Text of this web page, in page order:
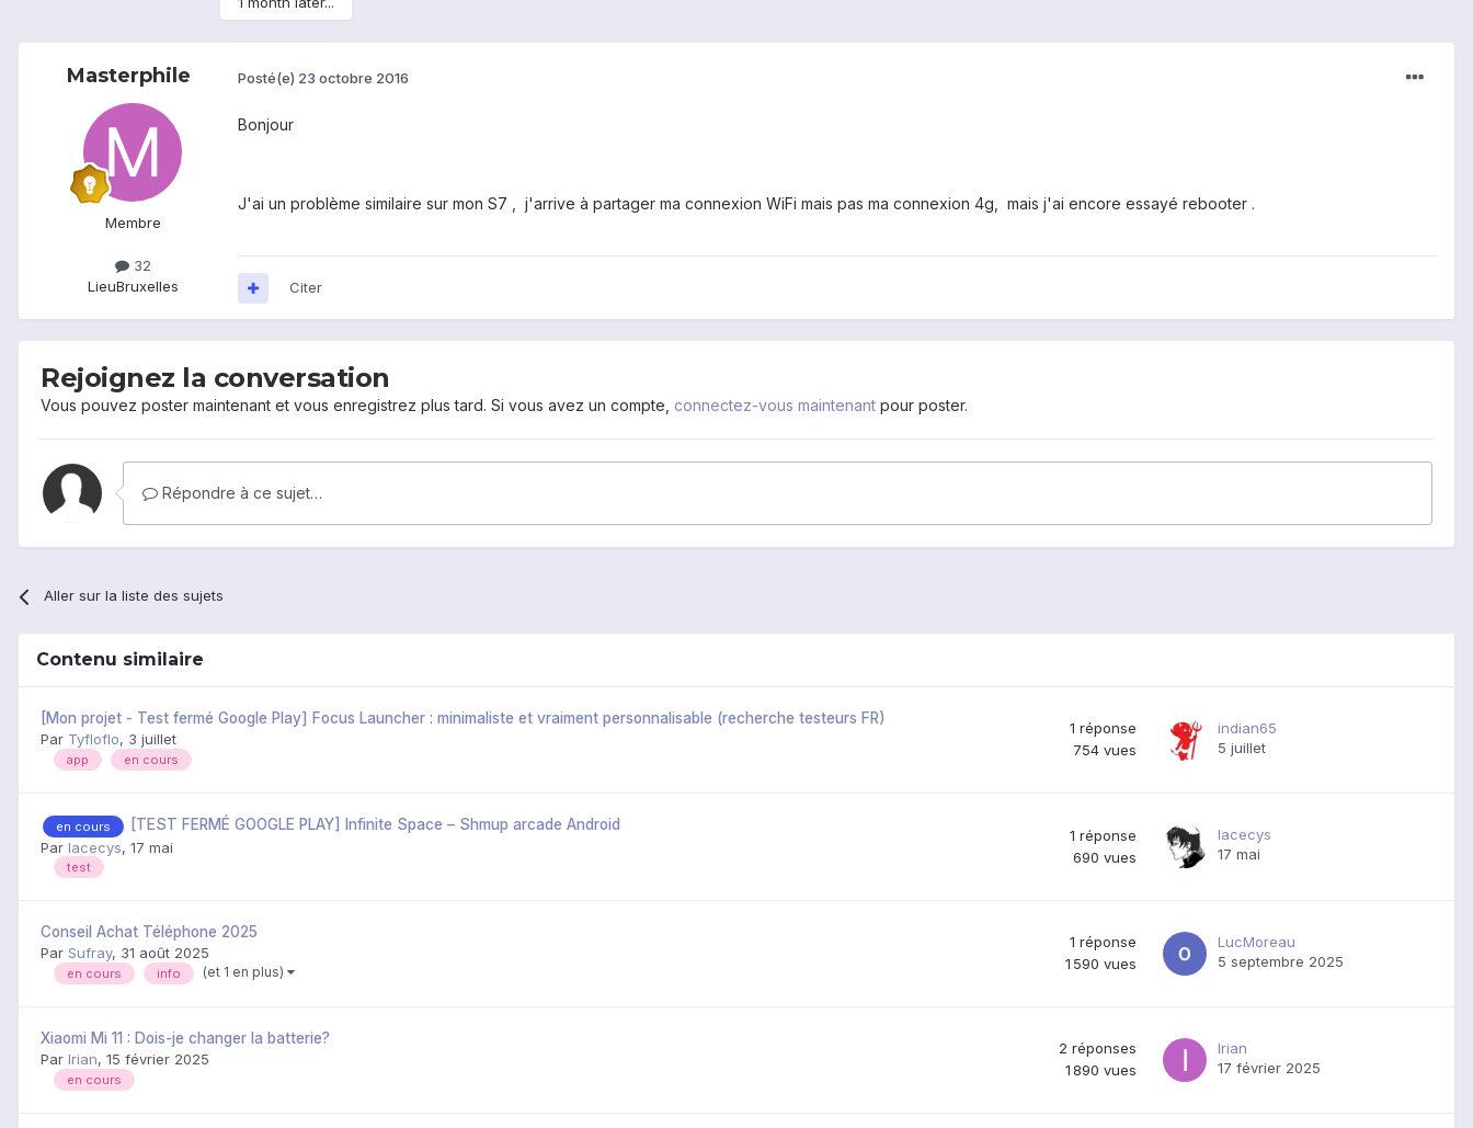
Masterphile
Membre
32
LieuBruxelles
Posté(e) 23 octobre 2016
Bonjour
J'ai un problème similaire sur mon S7 , j'arrive à partager ma connexion WiFi mais pas ma connexion 4g, mais j'ai encore essayé rebooter .
Citer
Rejoignez la conversation
Vous pouvez poster maintenant et vous enregistrez plus tard. Si vous avez un compte, connectez-vous maintenant pour poster.
Répondre à ce sujet…
Aller sur la liste des sujets
Contenu similaire
[Mon projet - Test fermé Google Play] Focus Launcher : minimaliste et vraiment personnalisable (recherche testeurs FR)
Par Tyfloflo, 3 juillet
app en cours
1 réponse
754 vues
indian65
5 juillet
en cours
[TEST FERMÉ GOOGLE PLAY] Infinite Space – Shmup arcade Android
Par lacecys, 17 mai
test
1 réponse
690 vues
lacecys
17 mai
Conseil Achat Téléphone 2025
Par Sufray, 31 août 2025
en cours info (et 1 en plus)
1 réponse
1 590 vues
LucMoreau
5 septembre 2025
Xiaomi Mi 11 : Dois-je changer la batterie?
Par Irian, 15 février 2025
en cours
2 réponses
1 890 vues
Irian
17 février 2025